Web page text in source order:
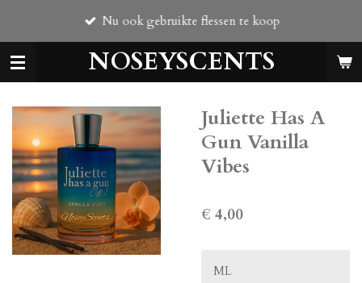
de
hoofdinhoud
NOSEYSCENTS
Nu ook gebruikte flessen te koop
Juliette Has A
Gun Vanilla
Vibes
€ 4,00
ML